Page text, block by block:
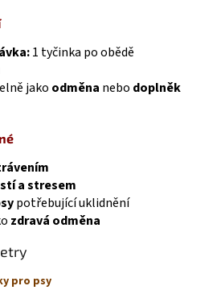
1 tyčinka po obědě
jako odměna nebo doplněk
a stresem
potřebující uklidnění
zdravá odměna
pro psy